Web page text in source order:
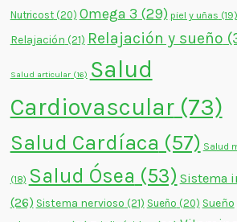
Nutricost(20) Omega 3 (29) piel y uñas (19)
Relajación (21) Relajación y sueño
Salud articular(16) Salud
Cardiovascular(73)
Salud Cardíaca (57) Salud
(18) Salud Ósea (53) Sistema
(26) Sistema nervioso (21) Sueño (20) Sueño